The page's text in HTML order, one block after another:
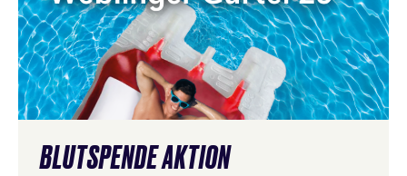
BLUTSPENDE AKTION